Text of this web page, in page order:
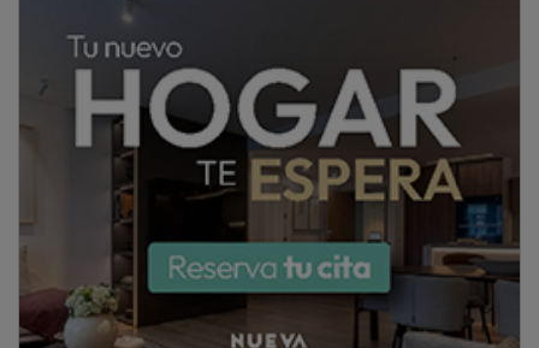
modalidad Sprint tomó la salida a las 18:00 horas,
primero los participantes masculinos y dos minutos
después las féminas. A las 19:00 horas arrancó la
modalidad Olímpica, con salida conjunta para todos
los competidores. En todos los casos la salida la dio el
campeón paralímpico Dani Molina, impulsor y alma de
una prueba que lleva nueve años creciendo junto al
Ayuntamiento de Pareja.
PUBLICIDAD